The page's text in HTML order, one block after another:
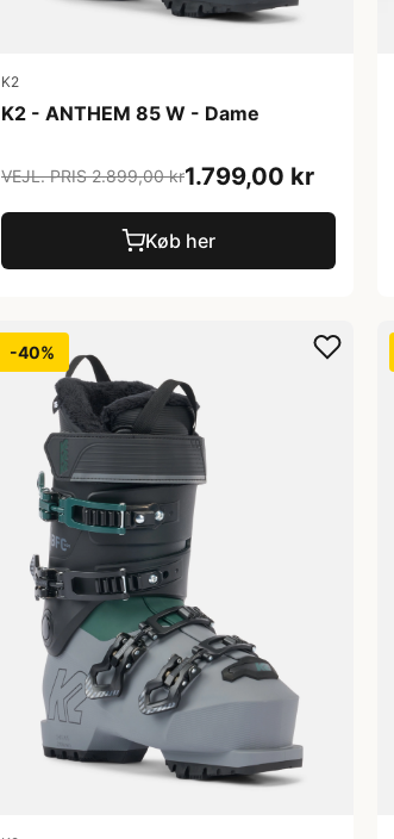
K2
K2 - ANTHEM 85 W - Dame
VEJL. PRIS 2.899,00 kr1.799,00 kr
Køb her
-40%